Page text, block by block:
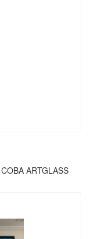
ARTGLASS